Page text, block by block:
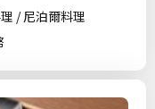
/ 尼泊爾料理